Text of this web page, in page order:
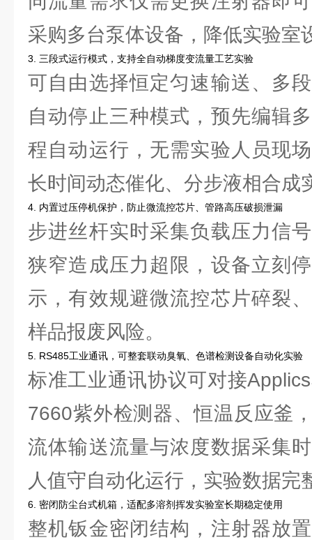
采购多台泵体设备，降低实验室
3. 三段式运行模式，支持全自动梯度变流量工艺实验
可自由选择恒定匀速输送、多
自动停止三种模式，预先编辑
程自动运行，无需实验人员现
长时间动态催化、分步液相合成
4. 内置过压停机保护，防止微流控芯片、管路高压破损泄漏
步进丝杆实时采集负载压力信
狭窄造成压力超限，设备立刻
示，有效规避微流控芯片碎裂
样品报废风险。
5. RS485工业通讯，可整套联动臭氧、色谱检测设备自动化实验
标准工业通讯协议可对接
7660紫外检测器、恒温反应釜
流体输送流量与浓度数据采集
人值守自动化运行，实验数据完
6. 密闭防尘台式机箱，适配多溶剂挥发实验室长期稳定使用
整机钣金密闭结构，注射器放